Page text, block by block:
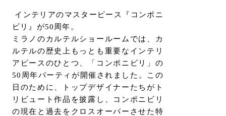
オンライン見積もり ショールームを探す
インテリアのマスターピース『コンポニ
ビリ』が50周年。
ミラノのカルテルショールームでは、カ
ルテルの歴史上もっとも重要なインテリ
アピースのひとつ、「コンポニビリ」の
50周年パーティが開催されました。この
日のために、トップデザイナーたちがト
リビュート作品を披露し、コンポニビリ
の現在と過去をクロスオーバーさせた特